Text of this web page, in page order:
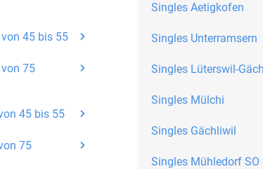
45 bis 55
75
45 bis 55
75
Singles Aetigkofen
Singles Unterramsern
Singles Lüterswil-
Singles Mülchi
Singles Gächliwil
Singles Mühledorf SO